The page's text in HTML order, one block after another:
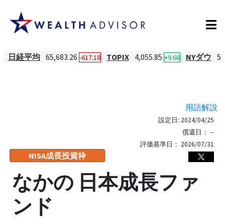
日経平均 65,683.26 -617.18 TOPIX 4,055.85 +9.68 NYダウ
用語解説
NISA成長投資枠
設定日: 2024/04/25
償還日： --
評価基準日： 2026/07/31
なかの 日本成長ファ
ンド